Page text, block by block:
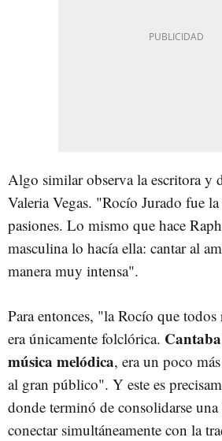
Algo similar observa la escritora y
Valeria Vegas. "Rocío Jurado fue
pasiones. Lo mismo que hace
masculina lo hacía ella: cantar al
manera muy intensa".
Para entonces, "la Rocío que todos
era únicamente folclórica.
música melódica, era un poco
al gran público". Y este es
donde terminó de consolidarse
conectar simultáneamente con la